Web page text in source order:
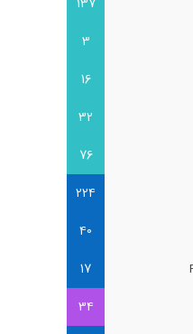
137
3
16
32
76
224
40
17
34